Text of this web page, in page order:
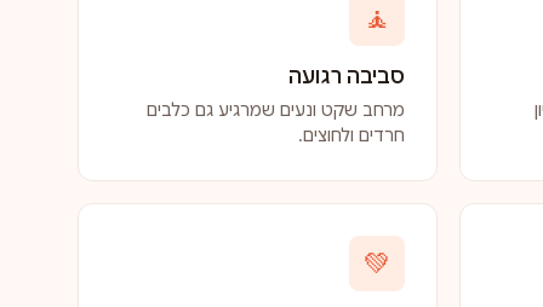
🧘
סביבה רגועה
מרחב שקט ונעים שמרגיע גם כלבים
חרדים ולחוצים.
💚